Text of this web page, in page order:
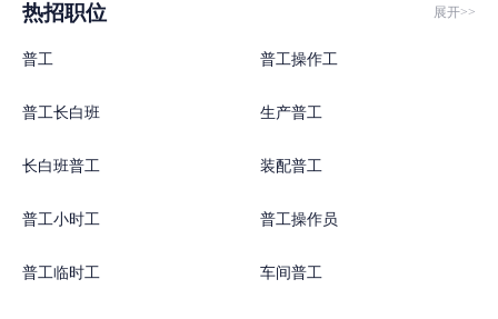
热招职位 展开>>
普工 普工操作工
普工长白班 生产普工
长白班普工 装配普工
普工小时工 普工操作员
普工临时工 车间普工